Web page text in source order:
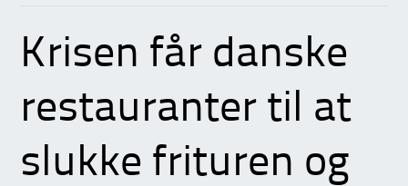
Krisen får danske
restauranter til at
slukke frituren og